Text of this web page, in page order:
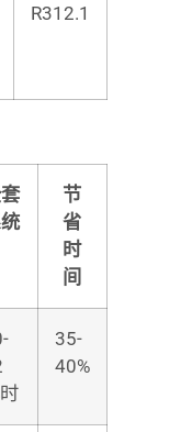
R312.1
节
省
时
间
35-
40%